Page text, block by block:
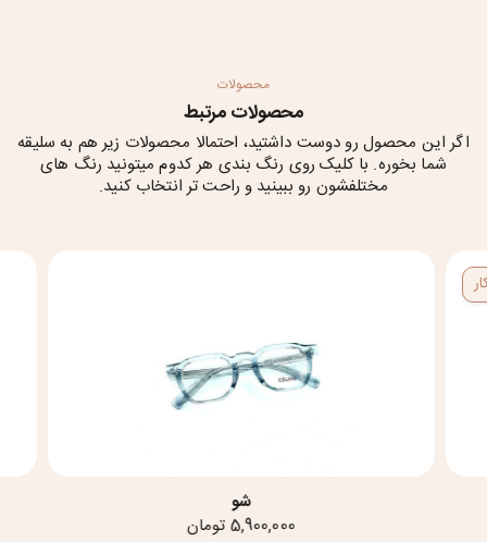
محصولات
محصولات مرتبط
اگر این محصول رو دوست داشتید، احتمالا محصولات زیر هم به سلیقه
شما بخوره. با کلیک روی رنگ بندی هر کدوم میتونید رنگ های
مختلفشون رو ببینید و راحت تر انتخاب کنید.
شو
5,900,000 تومان